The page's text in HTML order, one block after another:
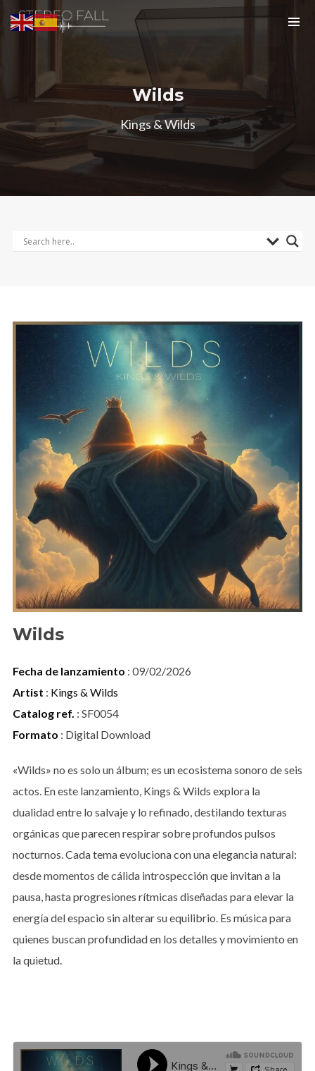
Wilds
Kings & Wilds
Wilds
Fecha de lanzamiento : 09/02/2026
Artist : Kings & Wilds
Catalog ref. : SF0054
Formato : Digital Download
«Wilds» no es solo un álbum; es un ecosistema sonoro de seis
actos. En este lanzamiento, Kings & Wilds explora la
dualidad entre lo salvaje y lo refinado, destilando texturas
orgánicas que parecen respirar sobre profundos pulsos
nocturnos. Cada tema evoluciona con una elegancia natural:
desde momentos de cálida introspección que invitan a la
pausa, hasta progresiones rítmicas diseñadas para elevar la
energía del espacio sin alterar su equilibrio. Es música para
quienes buscan profundidad en los detalles y movimiento en
la quietud.